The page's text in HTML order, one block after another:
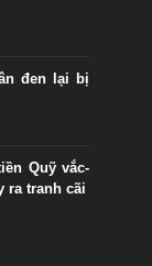
đen lại bị
Quỹ vắc-
ra tranh cãi